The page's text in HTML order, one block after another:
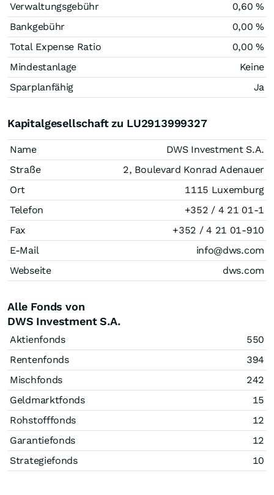
Verwaltungsgebühr
0,60 %
Bankgebühr
0,00 %
Total Expense Ratio
0,00 %
Mindestanlage
Keine
Sparplanfähig
Ja
Kapitalgesellschaft zu LU2913999327
Name
DWS Investment S.A.
Straße
2, Boulevard Konrad Adenauer
Ort
1115 Luxemburg
Telefon
+352 / 4 21 01-1
Fax
+352 / 4 21 01-910
E-Mail
info@dws.com
Webseite
dws.com
Alle Fonds von
DWS Investment S.A.
Aktienfonds
550
Rentenfonds
394
Mischfonds
242
Geldmarktfonds
15
Rohstofffonds
12
Garantiefonds
12
Strategiefonds
10